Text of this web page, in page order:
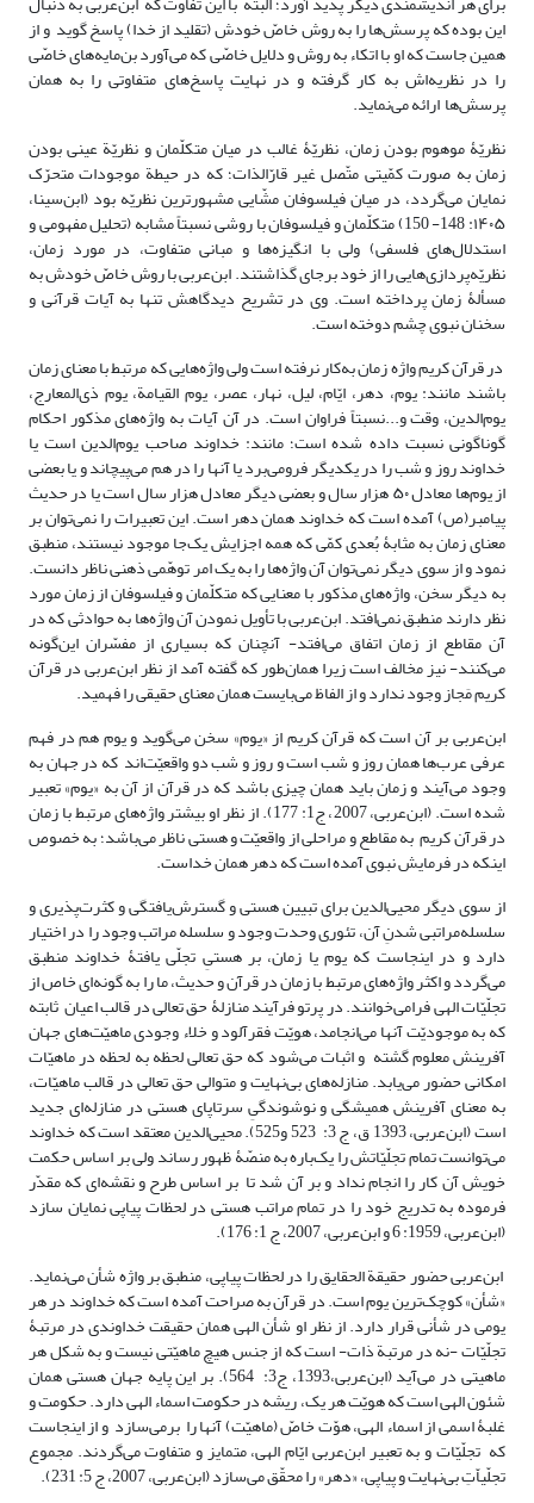
این بوده که پرسش‌ها را به روش خاصّ خودش (تقلید از خدا) پاسخ گوید و از
همین جاست که او با اتکاء به روش و دلایل خاصّی که می‌آورد بن‌مایه‌های خاصّی
را در نظریه‌اش به کار گرفته و در نهایت پاسخ‌های متفاوتی را به همان
پرسش‌ها ارائه می‌نماید.
نظریّۀ موهوم بودن زمان، نظریّۀ غالب در میان متکلّمان و نظریّة عینی بودن
زمان به صورت کمّیتی متّصل غیر قارّالذات؛ که در حیطة موجودات متحرّک
نمایان می‌گردد، در میان فیلسوفان مشّایی مشهورترین نظریّه بود (ابن‌سینا،
۱۴۰۵: 148- 150) متکلّمان و فیلسوفان با روشی نسبتاً مشابه (تحلیل مفهومی و
استدلال‌های فلسفی) ولی با انگیزه‌ها و مبانی متفاوت، در مورد زمان،
نظریّه‌پردازی‌هایی را از خود برجای گذاشتند. ابن‌عربی با روش خاصّ خودش به
مسألۀ زمان پرداخته است. وی در تشریح دیدگاهش تنها به آیات قرآنی و
سخنان نبوی چشم دوخته است.
در قرآن کریم واژه زمان به‌کار نرفته است ولی واژه‌هایی که مرتبط با معنای زمان
باشند مانند: یوم، دهر، ایّام، لیل، نهار، عصر، یوم القیامة، یوم ذی‌المعارج،
یوم‌الدین، وقت و...نسبتاً فراوان است. در آن آیات به واژه‌های مذکور احکام
گوناگونی نسبت داده شده است؛ مانند: خداوند صاحب یوم‌الدین است یا
خداوند روز و شب را در یکدیگر فرو‌می‌برد یا آنها را در هم می‌پیچاند و یا بعضی
از یوم‌ها معادل ۵۰ هزار سال و بعضی دیگر معادل هزار سال است یا در حدیث
پیامبر(ص) آمده است که خداوند همان دهر است. این تعبیرات را نمی‌توان بر
معنای زمان به مثابۀ بُعدی کمّی ‌که همه اجزایش یک‌جا موجود نیستند، منطبق
نمود و از سوی دیگر نمی‌توان آن واژه‌ها را به یک امر توهّمی ذهنی ناظر دانست.
به دیگر سخن، واژه‌های مذکور با معنایی که متکلّمان و فیلسوفان از زمان مورد
نظر دارند منطبق نمی‌افتد. ابن‌عربی با تأویل نمودن آن واژه‌ها به حوادثی که در
آن مقاطع از زمان اتفاق می‌افتد- آنچنان که بسیاری از مفسّران این‌گونه
می‌کنند- نیز مخالف است زیرا همان‌طور که گفته آمد از نظر ابن‌عربی در قرآن
کریم مَجاز وجود ندارد و از الفاظ می‌بایست همان معنای حقیقی را فهمید.
ابن‌عربی بر آن است که قرآن کریم از «یوم» سخن می‌گوید و یوم هم در فهم
عرفی عرب‌ها همان روز و شب است و روز و شب دو واقعیّت‌اند که در جهان به
وجود می‌آیند و زمان باید همان چیزی باشد که در قرآن از آن به «یوم» تعبیر
شده است. (ابن‌عربی، 2007، ج1: 177). از نظر او بیشتر واژه‌های مرتبط با زمان
در قرآن کریم به مقاطع و مراحلی از واقعیّت و هستی ناظر می‌باشد؛ به خصوص
اینکه در فرمایش نبوی آمده است که دهر همان خداست.
از سوی دیگر محیی‌الدین برای تبیین هستی و گسترش‌یافتگی و کثرت‌پذیری و
سلسله‌مراتبی شدنِ آن، تئوری وحدت وجود و سلسله مراتب وجود را در اختیار
دارد و در اینجاست که یوم یا زمان، بر هستیِ تجلّی یافتۀ خداوند منطبق
می‌گردد و اکثر واژه‌های مرتبط با زمان در قرآن و حدیث، ما را به گونه‌ای خاص از
تجلّیّات الهی فرا‌می‌خوانند. در پرتو فرآیند منازلۀ حق تعالی در قالب اعیان ثابته
که به موجودیّت آنها می‌انجامد، هویّت فقرآلود و خلاء وجودی ماهیّت‌های جهان
آفرینش معلوم گشته و اثبات می‌شود که حق تعالی لحظه به لحظه در ماهیّات
امکانی حضور می‌یابد. منازله‌های بی‌نهایت و متوالی حق تعالی در قالب ماهیّات،
به معنای آفرینش همیشگی و نوشوندگیِ سرتاپای هستی در منازله‌ای جدید
است (ابن‌عربی، 1393 ق، ج 3: 523 و525). محیی‌الدین معتقد است که خداوند
می‌توانست تمام تجلّیّاتش را یک‌باره به منصّۀ ظهور رساند ولی بر اساس حکمت
خویش آن کار را انجام نداد و بر آن شد تا بر اساس طرح و نقشه‌ای که مقدّر
فرموده به تدریج خود را در تمام مراتب هستی در لحظات پیاپی نمایان ‌سازد
(ابن‌عربی، 1959: 6 و ابن‌عربی، 2007، ج 1: 176).
ابن‌عربی حضور حقیقة الحقایق را در لحظات پیاپی، منطبق بر واژه شأن می‌نماید.
«شأن» کوچک‌ترین یوم است. در قرآن به صراحت آمده است که خداوند در هر
یومی در شأنی قرار دارد. از نظر او شأن الهی همان حقیقت خداوندی در مرتبۀ
تجلّیّات -نه در مرتبة ذات- است که از جنس هیچ ماهیّتی نیست و به شکل هر
ماهیتی در می‌آید (ابن‌عربی،1393، ج3: 564). بر این پایه جهان هستی همان
شئون الهی است که هویّت هر یک، ریشه در حکومت اسماء الهی دارد. حکومت و
غلبۀ اسمی از اسماء الهی، هوّت خاصّ (ماهیّت) آنها را برمی‌سازد و از اینجاست
که تجلّیّات و به تعبیر ابن‌عربی ایّام الهی، متمایز و متفاوت می‌گردند. مجموع
تجلّیاّتِ بی‌نهایت و پیاپی، «دهر» را محقّق می‌سازد (ابن‌عربی، 2007، ج 5: 231).